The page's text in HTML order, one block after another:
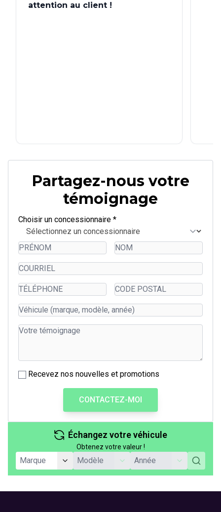
attention au client !
Partagez-nous votre
témoignage
Choisir un concessionnaire *
Recevez nos nouvelles et promotions
CONTACTEZ-MOI
Échangez votre véhicule
Obtenez votre valeur !